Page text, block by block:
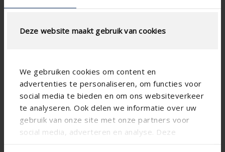
Deze website maakt gebruik van cookies
We gebruiken cookies om content en
advertenties te personaliseren, om functies voor
social media te bieden en om ons websiteverkeer
te analyseren. Ook delen we informatie over uw
gebruik van onze site met onze partners voor
social media, adverteren en analyse. Deze